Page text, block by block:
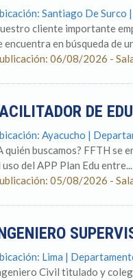
Santiago De Surco
cliente importante
encuentra en búsqueda de
06/08/2026 -
DE
Ayacucho |
quién buscamos? FFTH se
uso del APP Plan Edu entre...
05/08/2026 -
Lima |
Civil titulado y